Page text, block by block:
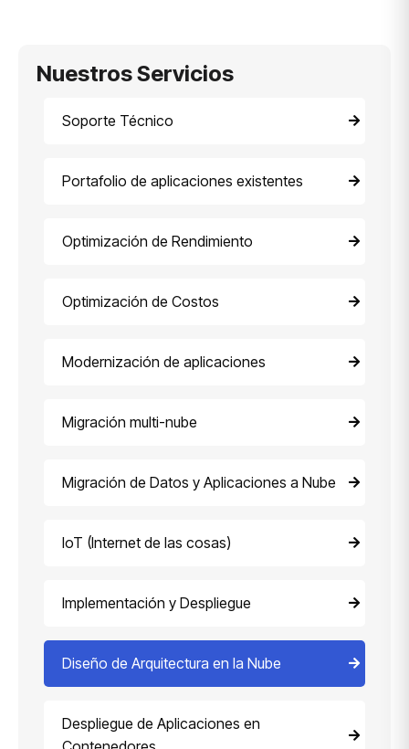
Nuestros Servicios
Soporte Técnico
Portafolio de aplicaciones existentes
Optimización de Rendimiento
Optimización de Costos
Modernización de aplicaciones
Migración multi-nube
Migración de Datos y Aplicaciones a Nube
IoT (Internet de las cosas)
Implementación y Despliegue
Diseño de Arquitectura en la Nube
Despliegue de Aplicaciones en